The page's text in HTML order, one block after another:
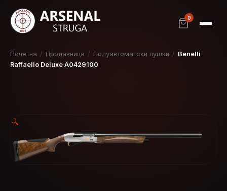
0
Почетна / Продавница / Полуавтоматски пушки / Benelli
Raffaello Deluxe A0429100
🔍